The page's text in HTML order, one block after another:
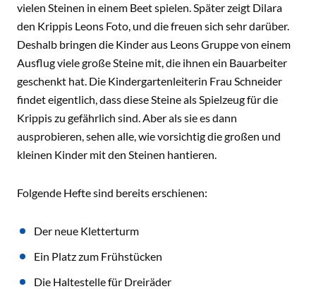
vielen Steinen in einem Beet spielen. Später zeigt Dilara
den Krippis Leons Foto, und die freuen sich sehr darüber.
Deshalb bringen die Kinder aus Leons Gruppe von einem
Ausflug viele große Steine mit, die ihnen ein Bauarbeiter
geschenkt hat. Die Kindergartenleiterin Frau Schneider
findet eigentlich, dass diese Steine als Spielzeug für die
Krippis zu gefährlich sind. Aber als sie es dann
ausprobieren, sehen alle, wie vorsichtig die großen und
kleinen Kinder mit den Steinen hantieren.
Folgende Hefte sind bereits erschienen:
Der neue Kletterturm
Ein Platz zum Frühstücken
Die Haltestelle für Dreiräder